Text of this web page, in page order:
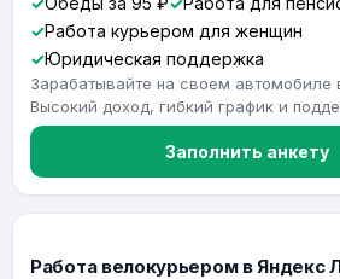
Работа курьером для женщин
Юридическая поддержка
Зарабатывайте на своем автомобиле
Высокий доход, гибкий график и
Заполнить анкету
Работа велокурьером в Яндекс